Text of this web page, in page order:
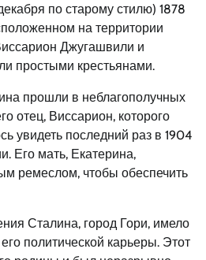
по старому стилю) 1878
на территории
Джугашвили и
простыми крестьянами.
прошли в неблагополучных
отец, Виссарион, которого
увидеть последний раз в 1904
Его мать, Екатерина,
ремеслом, чтобы обеспечить
Сталина, город Гори, имело
политической карьеры. Этот